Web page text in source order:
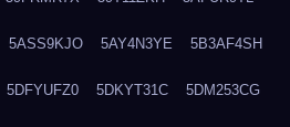
5ASS9KJO 5AY4N3YE 5B3AF4SH
5DFYUFZ0 5DKYT31C 5DM253CG